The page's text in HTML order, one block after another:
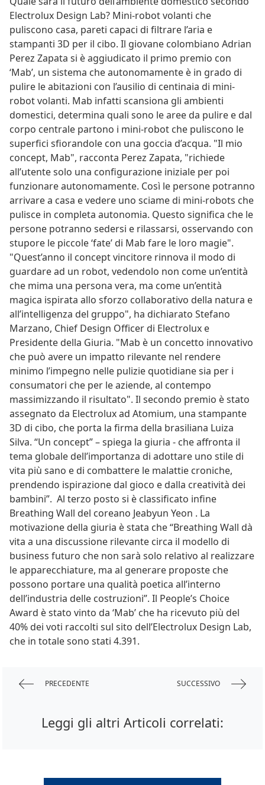
Electrolux Design Lab? Mini-robot volanti che
puliscono casa, pareti capaci di filtrare l’aria e
stampanti 3D per il cibo. Il giovane colombiano Adrian
Perez Zapata si è aggiudicato il primo premio con
‘Mab’, un sistema che autonomamente è in grado di
pulire le abitazioni con l’ausilio di centinaia di mini-
robot volanti. Mab infatti scansiona gli ambienti
domestici, determina quali sono le aree da pulire e dal
corpo centrale partono i mini-robot che puliscono le
superfici sfiorandole con una goccia d’acqua. "Il mio
concept, Mab", racconta Perez Zapata, "richiede
all’utente solo una configurazione iniziale per poi
funzionare autonomamente. Così le persone potranno
arrivare a casa e vedere uno sciame di mini-robots che
pulisce in completa autonomia. Questo significa che le
persone potranno sedersi e rilassarsi, osservando con
stupore le piccole ‘fate’ di Mab fare le loro magie".
"Quest’anno il concept vincitore rinnova il modo di
guardare ad un robot, vedendolo non come un’entità
che mima una persona vera, ma come un’entità
magica ispirata allo sforzo collaborativo della natura e
all’intelligenza del gruppo", ha dichiarato Stefano
Marzano, Chief Design Officer di Electrolux e
Presidente della Giuria. "Mab è un concetto innovativo
che può avere un impatto rilevante nel rendere
minimo l’impegno nelle pulizie quotidiane sia per i
consumatori che per le aziende, al contempo
massimizzando il risultato". Il secondo premio è stato
assegnato da Electrolux ad Atomium, una stampante
3D di cibo, che porta la firma della brasiliana Luiza
Silva. “Un concept” – spiega la giuria - che affronta il
tema globale dell’importanza di adottare uno stile di
vita più sano e di combattere le malattie croniche,
prendendo ispirazione dal gioco e dalla creatività dei
bambini”. Al terzo posto si è classificato infine
Breathing Wall del coreano Jeabyun Yeon . La
motivazione della giuria è stata che “Breathing Wall dà
vita a una discussione rilevante circa il modello di
business futuro che non sarà solo relativo al realizzare
le apparecchiature, ma al generare proposte che
possono portare una qualità poetica all’interno
dell’industria delle costruzioni”. Il People’s Choice
Award è stato vinto da ‘Mab’ che ha ricevuto più del
40% dei voti raccolti sul sito dell’Electrolux Design Lab,
che in totale sono stati 4.391.
PRECEDENTE SUCCESSIVO
Leggi gli altri Articoli correlati: